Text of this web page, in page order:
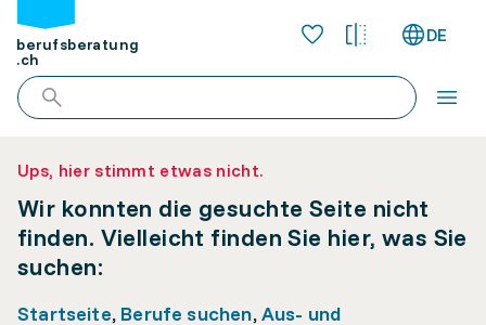
berufsberatung
.ch
DE
Ups, hier stimmt etwas nicht.
Wir konnten die gesuchte Seite nicht
finden. Vielleicht finden Sie hier, was Sie
suchen:
Startseite, Berufe suchen,Aus- und